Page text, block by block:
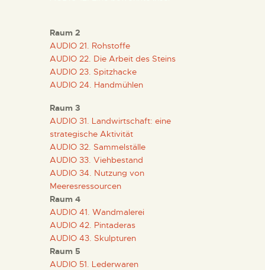
ESPAÑOL
PREPARAR LA VISITA
ACTIVIDADES
█
EL MUSEO
COLECCIONES
DIDÁCTICA
Raum 2
AUDIO 21. Rohstoffe
AUDIO 22. Die Arbeit des Steins
AUDIO 23. Spitzhacke
AUDIO 24. Handmühlen
Raum 3
AUDIO 31. Landwirtschaft: eine
strategische Aktivität
AUDIO 32. Sammelställe
AUDIO 33. Viehbestand
AUDIO 34. Nutzung von
Meeresressourcen
Raum 4
AUDIO 41. Wandmalerei
AUDIO 42. Pintaderas
AUDIO 43. Skulpturen
Raum 5
AUDIO 51. Lederwaren